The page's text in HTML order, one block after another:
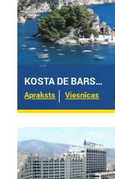
KOSTA DE BARSELONA-MARESME
Apraksts Viesnīcas